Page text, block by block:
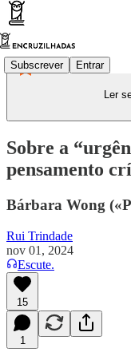
Subscrever Entrar
Ler
Sobre a
pensamento
Bárbara Wong
Rui Trindade
nov 01, 2024
Escute.
15
1